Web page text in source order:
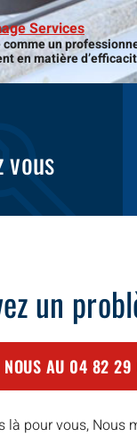
Services
un
en matière
un
AU 04 82
là pour vous, Nous